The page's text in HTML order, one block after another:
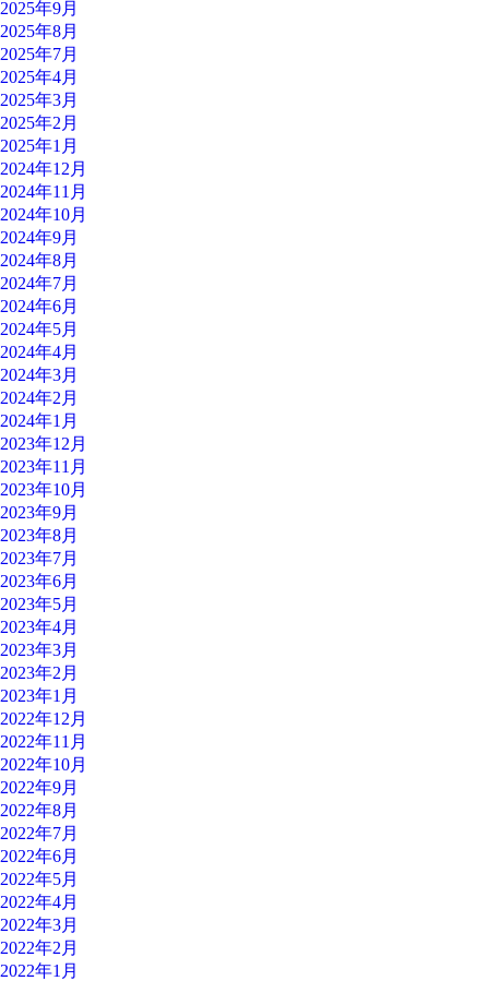
2025年9月
2025年8月
2025年7月
2025年4月
2025年3月
2025年2月
2025年1月
2024年12月
2024年11月
2024年10月
2024年9月
2024年8月
2024年7月
2024年6月
2024年5月
2024年4月
2024年3月
2024年2月
2024年1月
2023年12月
2023年11月
2023年10月
2023年9月
2023年8月
2023年7月
2023年6月
2023年5月
2023年4月
2023年3月
2023年2月
2023年1月
2022年12月
2022年11月
2022年10月
2022年9月
2022年8月
2022年7月
2022年6月
2022年5月
2022年4月
2022年3月
2022年2月
2022年1月